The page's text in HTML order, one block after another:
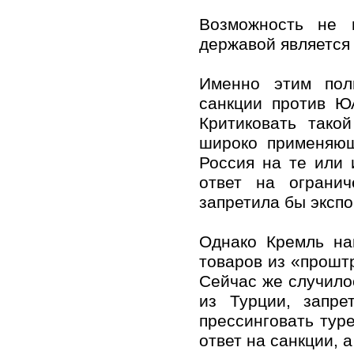
Возможность не
державой
Именно этим
санкции против
Критиковать
широко
Россия на те или
ответ на
запретила бы
Однако Кремль
товаров из
Сейчас же
из Турции,
прессинговать
ответ на санкции,